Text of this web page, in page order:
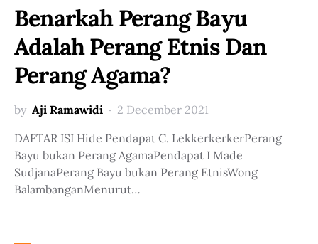
Benarkah Perang Bayu
Adalah Perang Etnis Dan
Perang Agama?
by Aji Ramawidi
2 December 2021
DAFTAR ISI Hide Pendapat C. LekkerkerkerPerang
Bayu bukan Perang AgamaPendapat I Made
SudjanaPerang Bayu bukan Perang EtnisWong
BalambanganMenurut…